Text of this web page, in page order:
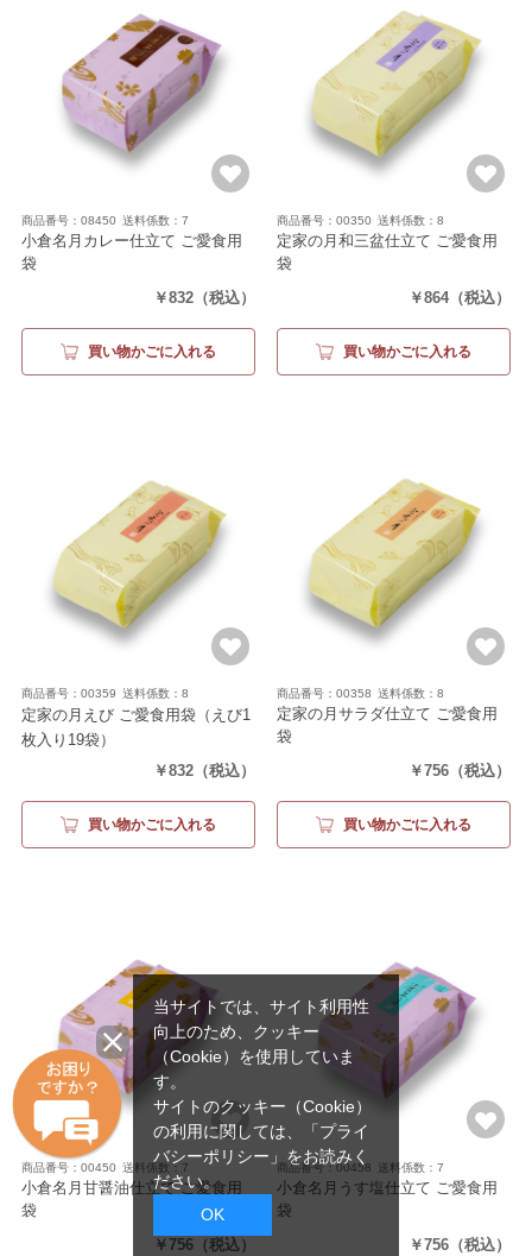
商品番号：08450 送料係数：7
小倉名月カレー仕立て ご愛食用
袋
（カレー仕立て13枚）
￥832 （税込）
買い物かごに入れる
商品番号：00350 送料係数：8
定家の月和三盆仕立て ご愛食用
袋
（和三盆仕立て1枚入り19袋）
￥864（税込）
買い物かごに入れる
商品番号：00359 送料係数：8
定家の月えび ご愛食用袋（えび1
枚入り19袋）
￥832 （税込）
買い物かごに入れる
商品番号：00358 送料係数：8
定家の月サラダ仕立て ご愛食用
袋
（サラダ仕立て1枚入り19袋）
￥756 （税込）
買い物かごに入れる
商品番号：00450 送料係数：7
小倉名月甘醤油仕立て ご愛食用
袋
（甘醤油仕立て13枚）
￥756 （税込）
商品番号：00458 送料係数：7
小倉名月うす塩仕立て ご愛食用
袋
（うす塩仕立て13枚）
￥756 （税込）
当サイトでは、サイト利用性
向上のため、クッキー
（Cookie）を使用していま
す。
サイトのクッキー（Cookie）
の利用に関しては、
「プライ
バシーポリシー」 をお読みく
ださい。
OK